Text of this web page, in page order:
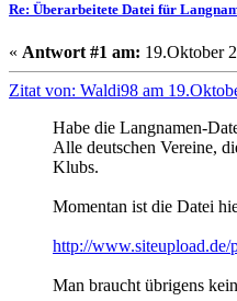
Re: Überarbeitete Datei für
« Antwort #1 am: 19.Oktober
Zitat von: Waldi98 am
Habe die Langnamen-
Alle deutschen Vereine,
Klubs.
Momentan ist die Datei
http://www.siteupload.de/
Man braucht übrigens